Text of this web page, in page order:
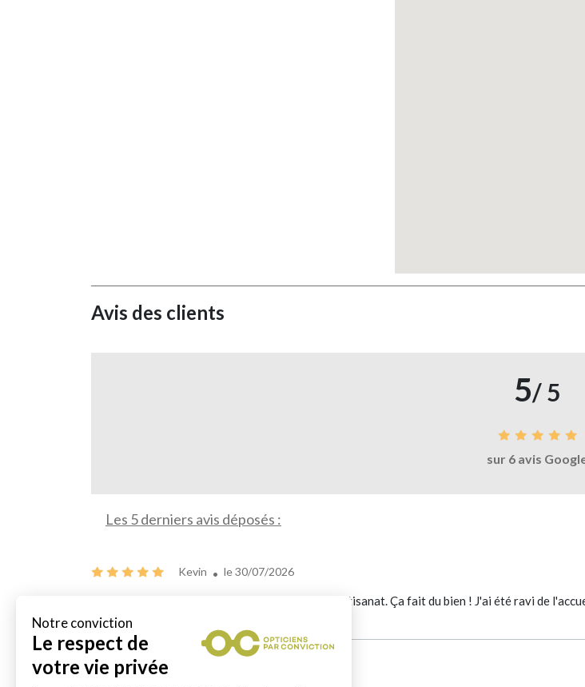
Avis des clients
5/ 5
sur 6 avis
Les 5 derniers avis déposés :
Kevin le 30/07/2026
Un lieu qui respire l'authenticité et l'amour de l'artisanat. Ça fait du bien ! J'ai été ravi de
grand plaisir :)